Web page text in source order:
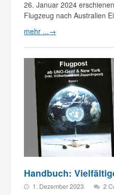
26. Januar 2024
Flugzeug nach Australien
mehr ...→
Handbuch:
1. Dezember 2023 2